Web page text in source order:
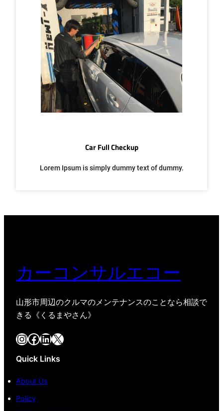
Car Full Checkup
Lorem Ipsum is simply dummy text of dummy.
カーコンサルエコー
山形市周辺のクルマのメンテナンスのことなら相談で
きる《くるまやさん》
InstagramFacebook LinkedIn X
Quick Links
About Us
Policy